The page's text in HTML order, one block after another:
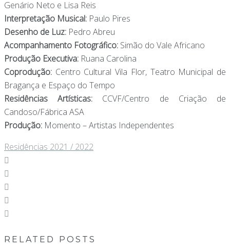
Genário Neto e Lisa Reis
Interpretação Musical: Paulo Pires
Desenho de Luz: Pedro Abreu
Acompanhamento Fotográfico: Simão do Vale Africano
Produção Executiva: Ruana Carolina
Coprodução: Centro Cultural Vila Flor, Teatro Municipal de
Bragança e Espaço do Tempo
Residências Artísticas: CCVF/Centro de Criação de
Candoso/Fábrica ASA
Produção: Momento – Artistas Independentes
Residências 2021 / 2022
RELATED POSTS